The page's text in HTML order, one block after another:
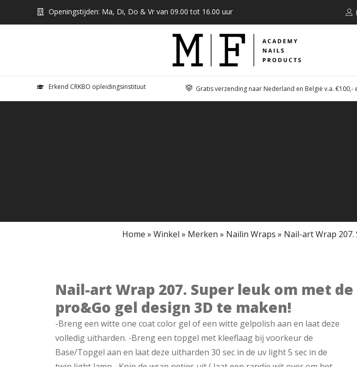
Openingstijden: Ma, Di, Do & Vr van 09.00 tot 16.00 uur
Erkend CRKBO opleidingsinstituut Gratis verzending naar Nederland en België v.a. €100,-
Home » Winkel » Merken » Nailin Wraps » Nail-art Wrap 207.
Nail-art Wrap 207. Super leuk om met de
pro&Go gel design 3D te maken!
-Breng een witte one coat color gel of een witte gelpolish aan en laat deze
volledig uitharden. -Breng een topgel met kleeflaag bij voorkeur de
Base/Topgel aan en laat deze uitharden 30 sec in de uv light 5 sec in de